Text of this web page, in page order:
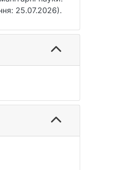
25.07.2026).